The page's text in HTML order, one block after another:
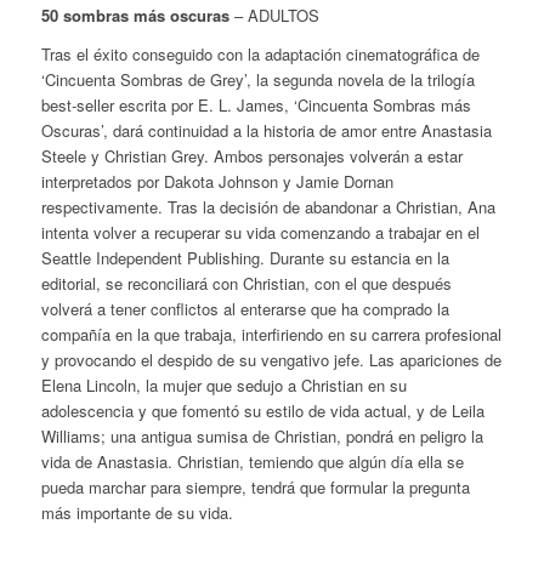
50 sombras más oscuras– ADULTOS
Tras el éxito conseguido con la adaptación cinematográfica de
‘Cincuenta Sombras de Grey’, la segunda novela de la trilogía
best-seller escrita por E. L. James, ‘Cincuenta Sombras más
Oscuras’, dará continuidad a la historia de amor entre Anastasia
Steele y Christian Grey. Ambos personajes volverán a estar
interpretados por Dakota Johnson y Jamie Dornan
respectivamente. Tras la decisión de abandonar a Christian, Ana
intenta volver a recuperar su vida comenzando a trabajar en el
Seattle Independent Publishing. Durante su estancia en la
editorial, se reconciliará con Christian, con el que después
volverá a tener conflictos al enterarse que ha comprado la
compañía en la que trabaja, interfiriendo en su carrera profesional
y provocando el despido de su vengativo jefe. Las apariciones de
Elena Lincoln, la mujer que sedujo a Christian en su
adolescencia y que fomentó su estilo de vida actual, y de Leila
Williams; una antigua sumisa de Christian, pondrá en peligro la
vida de Anastasia. Christian, temiendo que algún día ella se
pueda marchar para siempre, tendrá que formular la pregunta
más importante de su vida.